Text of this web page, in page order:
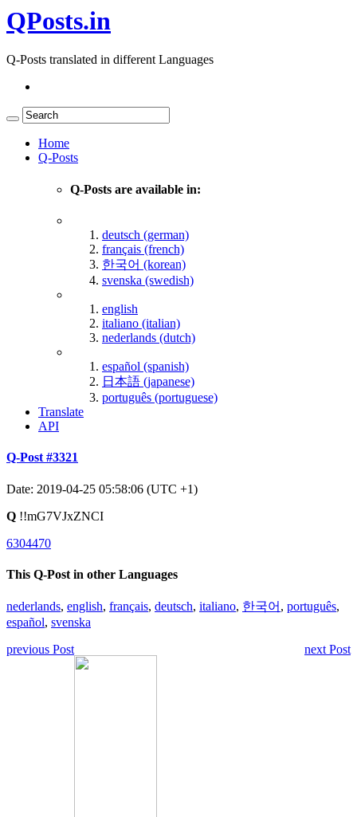
QPosts.in
Q-Posts translated in different Languages
Home
Q-Posts
Q-Posts are available in:
deutsch (german)
français (french)
한국어 (korean)
svenska (swedish)
english
italiano (italian)
nederlands (dutch)
español (spanish)
日本語 (japanese)
português (portuguese)
Translate
API
Q-Post #3321
Date: 2019-04-25 05:58:06 (UTC +1)
Q !!mG7VJxZNCI
6304470
This Q-Post in other Languages
nederlands, english, français, deutsch, italiano, 한국어 , português,
español, svenska
previous Post
next Post